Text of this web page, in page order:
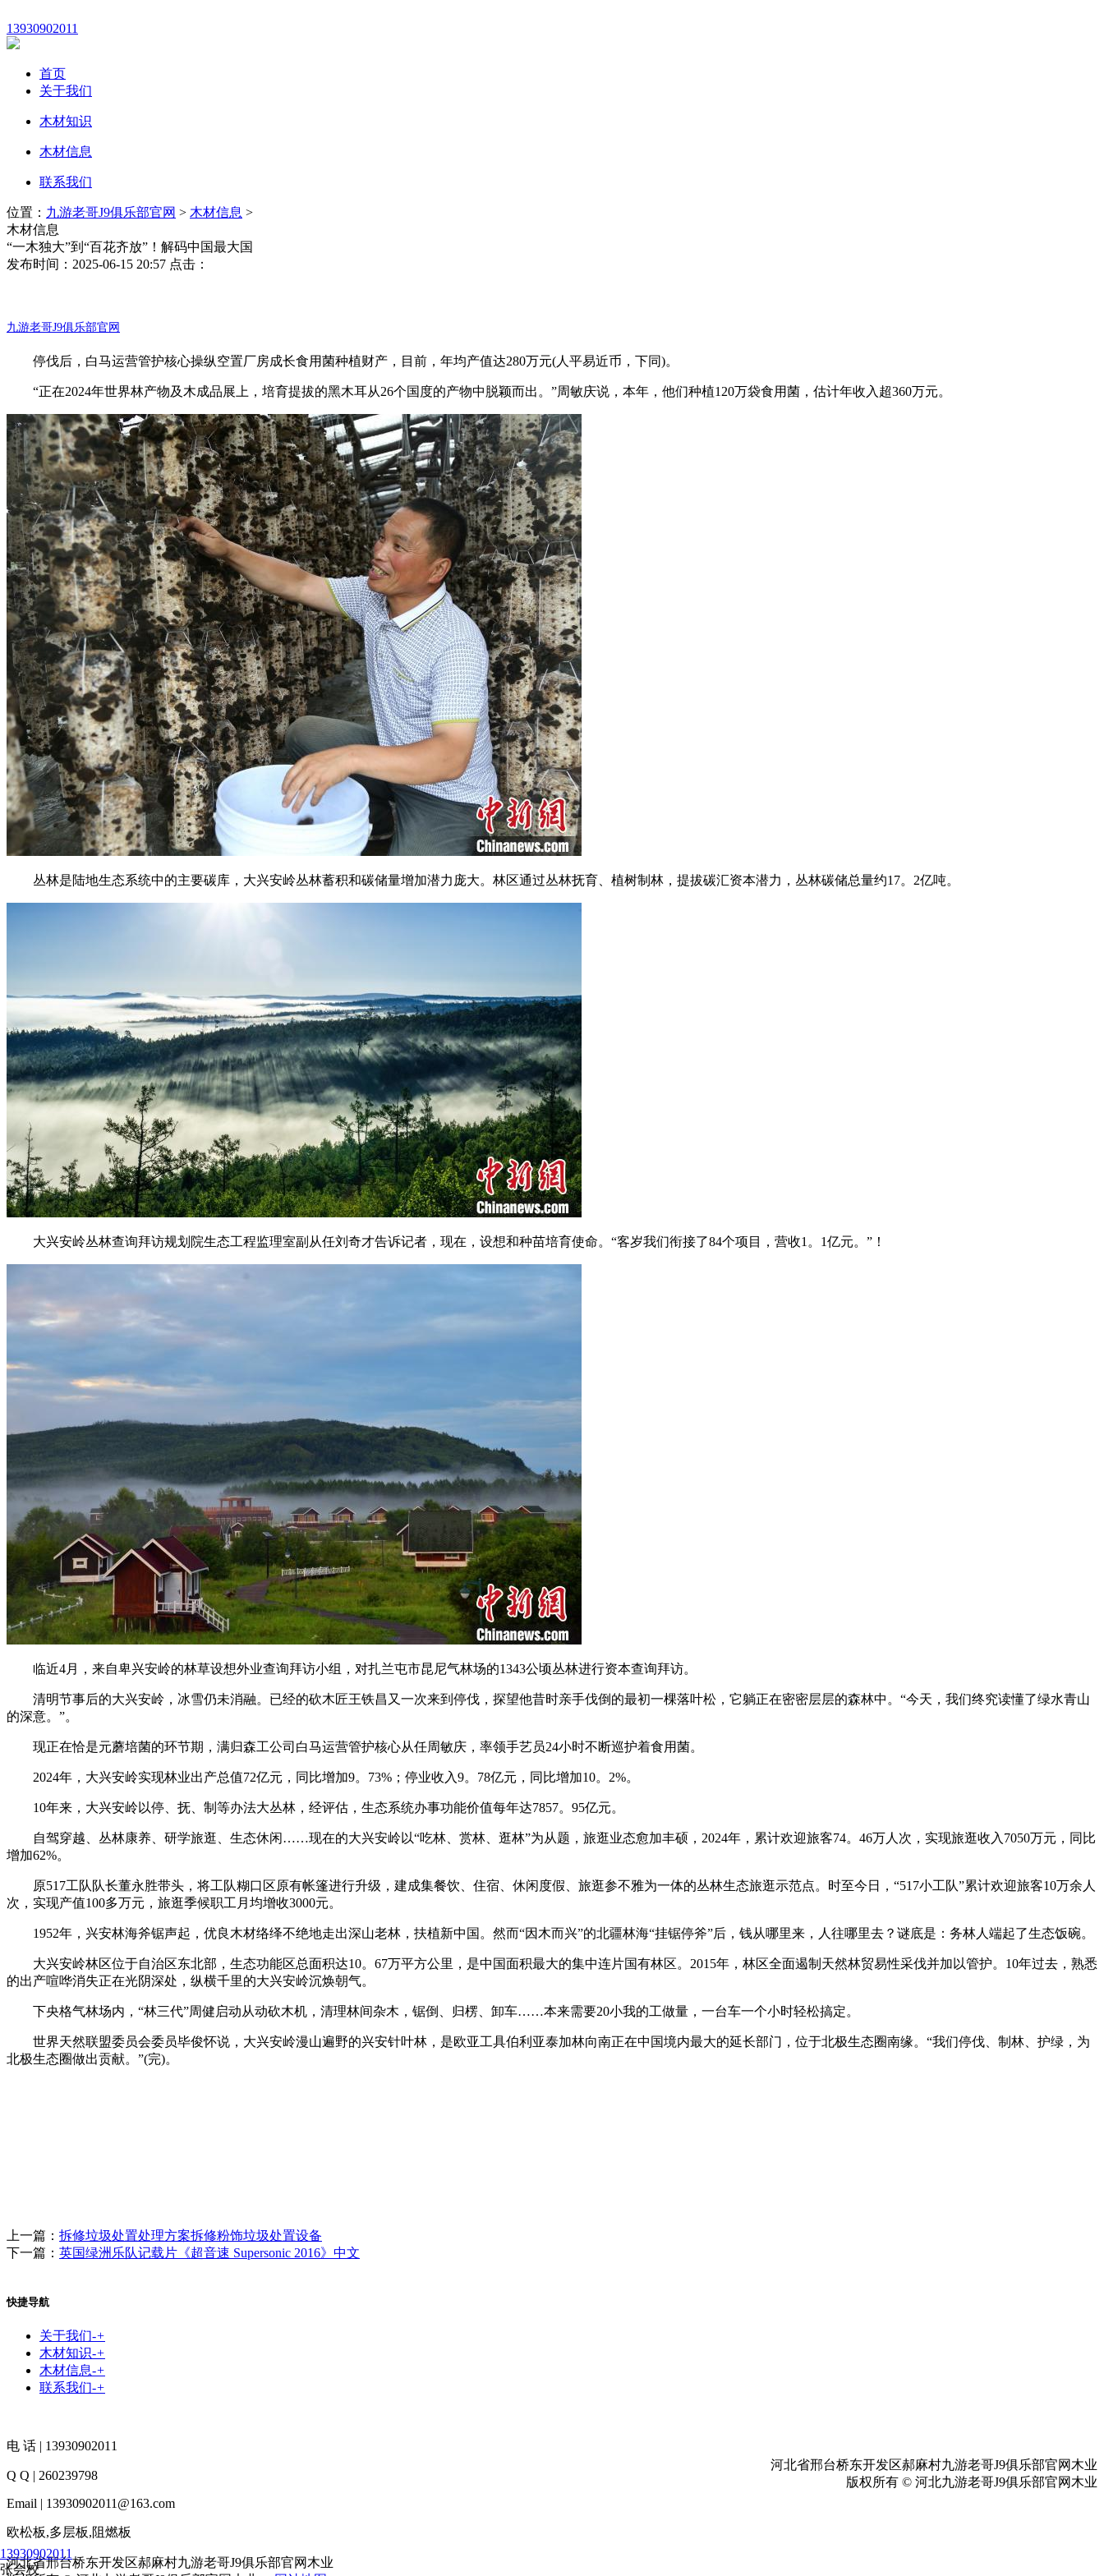
13930902011
首页
关于我们
木材知识
木材信息
联系我们
位置： 九游老哥J9俱乐部官网 > 木材信息 >
木材信息
“一木独大”到“百花齐放”！解码中国最大国
发布时间：2025-06-15 20:57 点击：
九游老哥J9俱乐部官网
停伐后，白马运营管护核心操纵空置厂房成长食用菌种植财产，目前，年均产值达280万元(人平易近币，下同)。
“正在2024年世界林产物及木成品展上，培育提拔的黑木耳从26个国度的产物中脱颖而出。”周敏庆说，本年，他们种植120万袋食用菌，估计年收入超360万元。
丛林是陆地生态系统中的主要碳库，大兴安岭丛林蓄积和碳储量增加潜力庞大。林区通过丛林抚育、植树制林，提拔碳汇资本潜力，丛林碳储总量约17。2亿吨。
大兴安岭丛林查询拜访规划院生态工程监理室副从任刘奇才告诉记者，现在，设想和种苗培育使命。“客岁我们衔接了84个项目，营收1。1亿元。”！
临近4月，来自卑兴安岭的林草设想外业查询拜访小组，对扎兰屯市昆尼气林场的1343公顷丛林进行资本查询拜访。
清明节事后的大兴安岭，冰雪仍未消融。已经的砍木匠王铁昌又一次来到停伐，探望他昔时亲手伐倒的最初一棵落叶松，它躺正在密密层层的森林中。“今天，我们终究读懂了绿水青山
的深意。”。
现正在恰是元蘑培菌的环节期，满归森工公司白马运营管护核心从任周敏庆，率领手艺员24小时不断巡护着食用菌。
2024年，大兴安岭实现林业出产总值72亿元，同比增加9。73%；停业收入9。78亿元，同比增加10。2%。
10年来，大兴安岭以停、抚、制等办法大丛林，经评估，生态系统办事功能价值每年达7857。95亿元。
自驾穿越、丛林康养、研学旅逛、生态休闲……现在的大兴安岭以“吃林、赏林、逛林”为从题，旅逛业态愈加丰硕，2024年，累计欢迎旅客74。46万人次，实现旅逛收入7050万元，同比
增加62%。
原517工队队长董永胜带头，将工队糊口区原有帐篷进行升级，建成集餐饮、住宿、休闲度假、旅逛参不雅为一体的丛林生态旅逛示范点。时至今日，“517小工队”累计欢迎旅客10万余人
次，实现产值100多万元，旅逛季候职工月均增收3000元。
1952年，兴安林海斧锯声起，优良木材络绎不绝地走出深山老林，扶植新中国。然而“因木而兴”的北疆林海“挂锯停斧”后，钱从哪里来，人往哪里去？谜底是：务林人端起了生态饭碗。
大兴安岭林区位于自治区东北部，生态功能区总面积达10。67万平方公里，是中国面积最大的集中连片国有林区。2015年，林区全面遏制天然林贸易性采伐并加以管护。10年过去，熟悉
的出产喧哗消失正在光阴深处，纵横千里的大兴安岭沉焕朝气。
下央格气林场内，“林三代”周健启动从动砍木机，清理林间杂木，锯倒、归楞、卸车……本来需要20小我的工做量，一台车一个小时轻松搞定。
世界天然联盟委员会委员毕俊怀说，大兴安岭漫山遍野的兴安针叶林，是欧亚工具伯利亚泰加林向南正在中国境内最大的延长部门，位于北极生态圈南缘。“我们停伐、制林、护绿，为
北极生态圈做出贡献。”(完)。
上一篇： 拆修垃圾处置处理方案拆修粉饰垃圾处置设备
下一篇： 英国绿洲乐队记载片《超音速 Supersonic 2016》中文
快捷导航
关于我们-+
木材知识-+
木材信息-+
联系我们-+
电 话 | 13930902011
Q Q | 260239798
Email | 13930902011@163.com
河北省邢台桥东开发区郝麻村九游老哥J9俱乐部官网木业
版权所有 © 河北九游老哥J9俱乐部官网木业
欧松板,多层板,阻燃板
河北省邢台桥东开发区郝麻村九游老哥J9俱乐部官网木业
13930902011
张会校